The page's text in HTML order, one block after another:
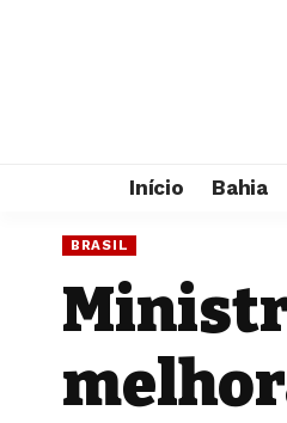
Início Bahia
BRASIL